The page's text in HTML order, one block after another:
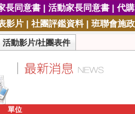
長同意書| 活動家長同意書| 代
影片 | 社團評鑑資料| 班聯會施
活動影片/社團表件
單位